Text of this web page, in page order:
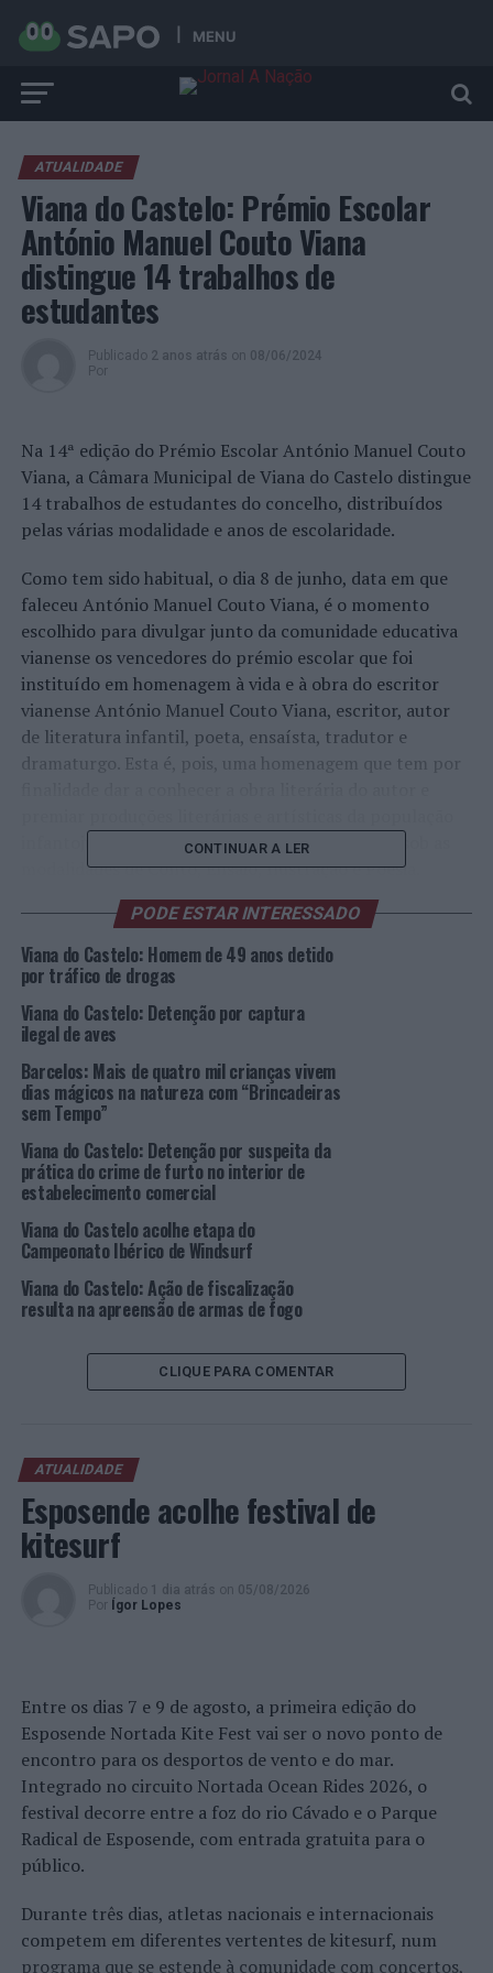
MENU
ATUALIDADE
Viana do Castelo: Prémio Escolar
António Manuel Couto Viana
distingue 14 trabalhos de
estudantes
Publicado 2 anos atrás on 08/06/2024
Por
Na 14ª edição do Prémio Escolar António Manuel Couto
Viana, a Câmara Municipal de Viana do Castelo distingue
14 trabalhos de estudantes do concelho, distribuídos
pelas várias modalidade e anos de escolaridade.
Como tem sido habitual, o dia 8 de junho, data em que
faleceu António Manuel Couto Viana, é o momento
escolhido para divulgar junto da comunidade educativa
vianense os vencedores do prémio escolar que foi
instituído em homenagem à vida e à obra do escritor
vianense António Manuel Couto Viana, escritor, autor
de literatura infantil, poeta, ensaísta, tradutor e
dramaturgo. Esta é, pois, uma homenagem que tem por
infantojuvenil da comunidade escolar vianense, sob as
modalidades de Conto, Ensaio, Ilustração e Poesia.
O Prémio Escolar António Manuel Couto Viana é um
concurso organizado pela Câmara Municipal de Viana do
Castelo, através da Biblioteca Municipal, em parceria
ensino público e privado do concelho, que prevê duas
fases distintas, uma que acontece nas escolas, com a
seleção do melhor trabalho, e outra, a fase final, na
Biblioteca Municipal, onde são apurados, de acordo com
o regulamento, os melhores trabalhos por um júri
idóneo.
Assim, na presente edição foram apresentados à fase
final do concurso 42 trabalhos dos alunos das escolas do
concelho, públicas e privadas, e o júri deliberou premiar
um total de 14 trabalhos, distribuídos pelas várias
modalidade e anos de escolaridade.
Com esta iniciativa, que conta com o apoio da Editora
OPERA OMNIA, a Câmara Municipal, através da sua
1994 que defende a biblioteca pública como “porta de
acesso local ao conhecimento – fornece as condições
básicas para a aprendizagem ao longo da vida, para uma
tomada de decisão independente e para o
Manuel Couto Viana, divulgamos a lista de premiados
nas várias modalidades e por nível de escolaridade e
informamos que a sessão de entrega de prémios realiza-
se no dia 22 de junho, pelas 11h00, na Sala Couto Viana
da Biblioteca Municipal.
Na modalidade de CONTO (tema livre), o prémio foi
atribuído aos seguintes concorrentes:
1º Ciclo do Ensino Básico:
CONTINUAR A LER
PODE ESTAR INTERESSADO
Viana do Castelo: Homem de 49 anos detido
por tráfico de drogas
Viana do Castelo: Detenção por captura
ilegal de aves
Barcelos: Mais de quatro mil crianças vivem
dias mágicos na natureza com “Brincadeiras
sem Tempo”
Viana do Castelo: Detenção por suspeita da
prática do crime de furto no interior de
estabelecimento comercial
Viana do Castelo acolhe etapa do
Campeonato Ibérico de Windsurf
Viana do Castelo: Ação de fiscalização
resulta na apreensão de armas de fogo
CLIQUE PARA COMENTAR
ATUALIDADE
Esposende acolhe festival de
kitesurf
Publicado 1 dia atrás on 05/08/2026
Por
Ígor Lopes
Entre os dias 7 e 9 de agosto, a primeira edição do
Esposende Nortada Kite Fest vai ser o novo ponto de
encontro para os desportos de vento e do mar.
Integrado no circuito Nortada Ocean Rides 2026, o
festival decorre entre a foz do rio Cávado e o Parque
Radical de Esposende, com entrada gratuita para o
público.
Durante três dias, atletas nacionais e internacionais
competem em diferentes vertentes de kitesurf, num
programa que se estende à comunidade com concertos,